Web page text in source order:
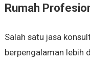
Rumah
Salah satu jasa
berpengalaman lebih